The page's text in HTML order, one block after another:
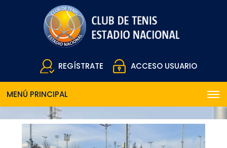
REGÍSTRATE ACCESO USUARIO
MENÚ PRINCIPAL